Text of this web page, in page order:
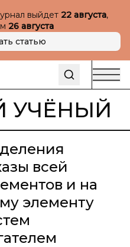
выйдет 22 августа,
26 августа
статью
УЧЁНЫЙ
всей
и на
элементу